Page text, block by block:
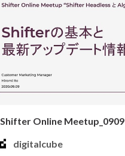
Shifter Online Meetup_0909
digitalcube